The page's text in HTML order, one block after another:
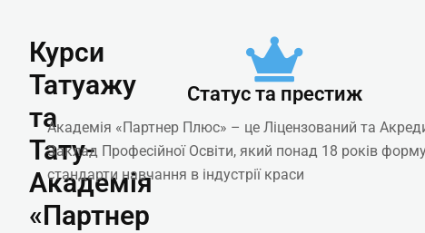
Курси
Татуажу
та
Тату-
Академія
«Партнер
Статус та престиж
Академія «Партнер Плюс» – це Ліцензований та
Заклад Професійної Освіти, який понад 18 років
стандарти навчання в індустрії краси